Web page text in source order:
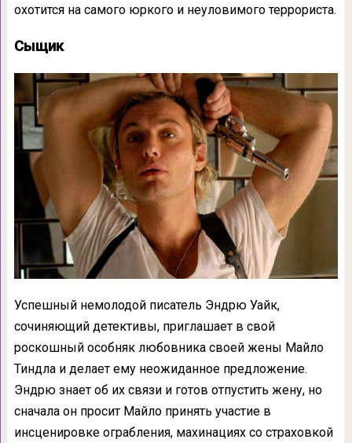
охотится на самого юркого и неуловимого террориста.
Сыщик
Успешный немолодой писатель Эндрю Уайк,
сочиняющий детективы, приглашает в свой
роскошный особняк любовника своей жены Майло
Тиндла и делает ему неожиданное предложение.
Эндрю знает об их связи и готов отпустить жену, но
сначала он просит Майло принять участие в
инсценировке ограбления, махинациях со страховкой